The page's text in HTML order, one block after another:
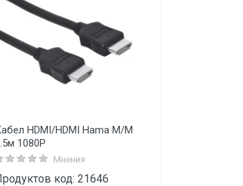
HDMI/HDMI Hama M/M
1080P
Мнения
код: 21646